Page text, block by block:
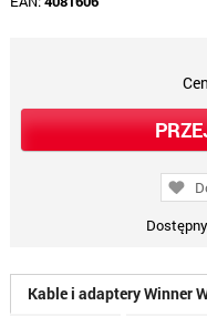
Kable i adaptery Winner